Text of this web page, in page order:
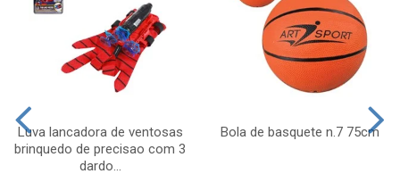
Luva lancadora de ventosas
brinquedo de precisao com 3
dardo...
Bola de basquete n.7 75cm